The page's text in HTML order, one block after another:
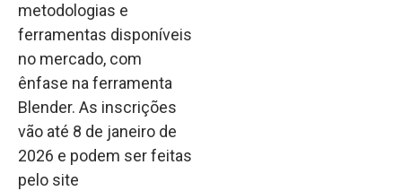
metodologias e
ferramentas disponíveis
no mercado, com
ênfase na ferramenta
Blender. As inscrições
vão até 8 de janeiro de
2026 e podem ser feitas
pelo site